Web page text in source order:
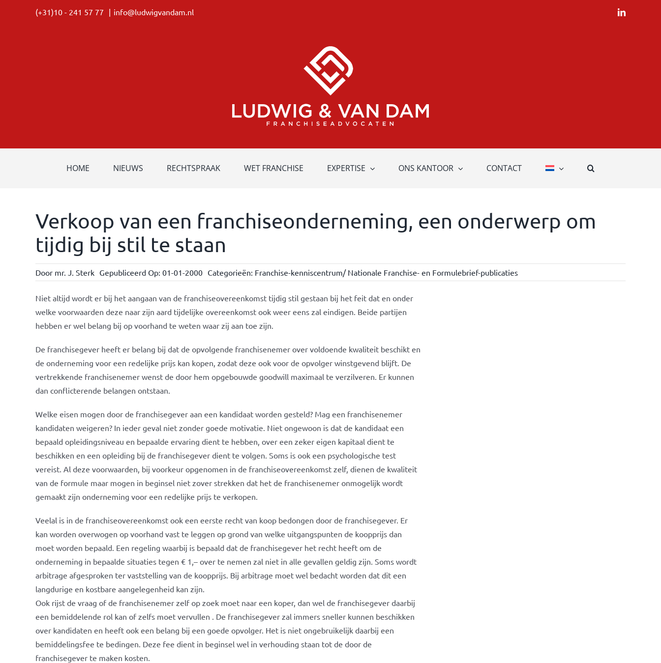
(+31)10 - 241 57 77 | info@ludwigvandam.nl LinkedIn
HOME NIEUWS RECHTSPRAAK WET FRANCHISE EXPERTISE ONS KANTOOR CONTACT
Verkoop van een franchiseonderneming, een onderwerp om
tijdig bij stil te staan
Door mr. J. Sterk Gepubliceerd Op: 01-01-2000 Categorieën: Franchise-kenniscentrum/ Nationale Franchise- en Formulebrief-publicaties
Niet altijd wordt er bij het aangaan van de franchiseovereenkomst tijdig stil gestaan bij het feit dat en onder
welke voorwaarden deze naar zijn aard tijdelijke overeenkomst ook weer eens zal eindigen. Beide partijen
hebben er wel belang bij op voorhand te weten waar zij aan toe zijn.
De franchisegever heeft er belang bij dat de opvolgende franchisenemer over voldoende kwaliteit beschikt en
de onderneming voor een redelijke prijs kan kopen, zodat deze ook voor de opvolger winstgevend blijft. De
vertrekkende franchisenemer wenst de door hem opgebouwde goodwill maximaal te verzilveren. Er kunnen
dan conflicterende belangen ontstaan.
Welke eisen mogen door de franchisegever aan een kandidaat worden gesteld? Mag een franchisenemer
kandidaten weigeren? In ieder geval niet zonder goede motivatie. Niet ongewoon is dat de kandidaat een
bepaald opleidingsniveau en bepaalde ervaring dient te hebben, over een zeker eigen kapitaal dient te
beschikken en een opleiding bij de franchisegever dient te volgen. Soms is ook een psychologische test
vereist. Al deze voorwaarden, bij voorkeur opgenomen in de franchiseovereenkomst zelf, dienen de kwaliteit
van de formule maar mogen in beginsel niet zover strekken dat het de franchisenemer onmogelijk wordt
gemaakt zijn onderneming voor een redelijke prijs te verkopen.
Veelal is in de franchiseovereenkomst ook een eerste recht van koop bedongen door de franchisegever. Er
kan worden overwogen op voorhand vast te leggen op grond van welke uitgangspunten de koopprijs dan
moet worden bepaald. Een regeling waarbij is bepaald dat de franchisegever het recht heeft om de
onderneming in bepaalde situaties tegen € 1,– over te nemen zal niet in alle gevallen geldig zijn. Soms wordt
arbitrage afgesproken ter vaststelling van de koopprijs. Bij arbitrage moet wel bedacht worden dat dit een
langdurige en kostbare aangelegenheid kan zijn.
Ook rijst de vraag of de franchisenemer zelf op zoek moet naar een koper, dan wel de franchisegever daarbij
een bemiddelende rol kan of zelfs moet vervullen . De franchisegever zal immers sneller kunnen beschikken
over kandidaten en heeft ook een belang bij een goede opvolger. Het is niet ongebruikelijk daarbij een
bemiddelingsfee te bedingen. Deze fee dient in beginsel wel in verhouding staan tot de door de
franchisegever te maken kosten.